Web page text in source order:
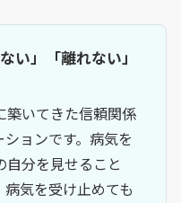
い」「離れない」
築いてきた信頼関係
ョンです。病気を
分を見せること
気を受け止めても